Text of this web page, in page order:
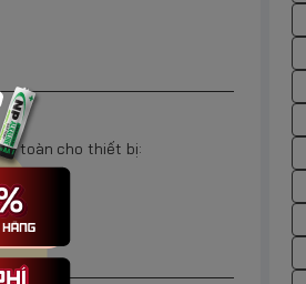
toàn cho thiết bị: